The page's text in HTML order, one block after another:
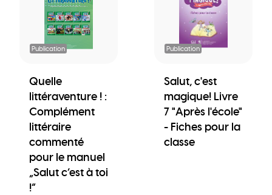
Publication
Quelle
littéraventure ! :
Complément
littéraire
commenté
pour le manuel
„Salut c’est à toi
!“
Publication
Salut, c'est
magique! Livre
7 "Après l'école"
- Fiches pour la
classe